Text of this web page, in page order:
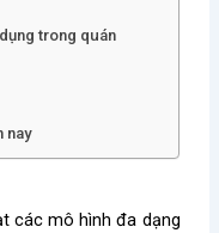
trong quán
nay
các mô hình đa dạng